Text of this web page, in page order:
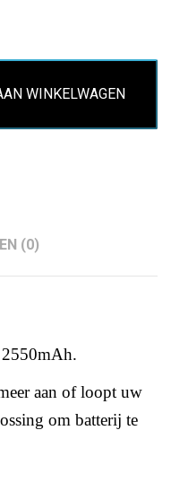
WINKELWAGEN
(0)
.
aan of loopt uw
om batterij te